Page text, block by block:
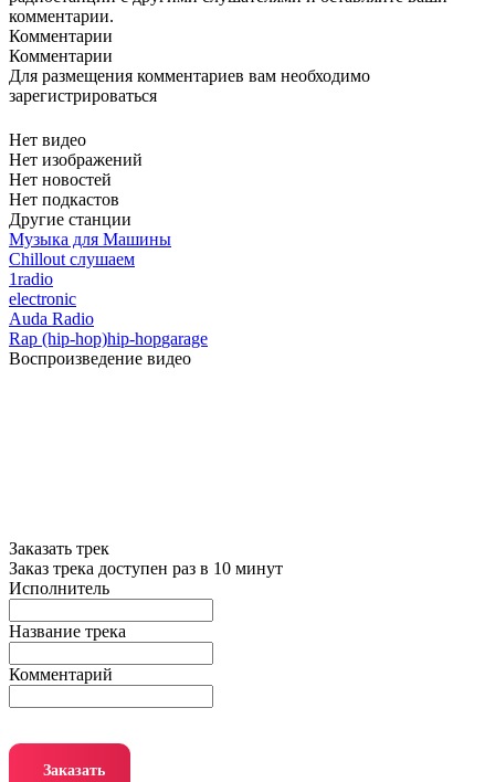
комментарии.
Комментарии
Комментарии
Для размещения комментариев вам необходимо
зарегистрироваться
Нет видео
Нет изображений
Нет новостей
Нет подкастов
Другие станции
Музыка для Машины
Chillout слушаем
1radio
electronic
Auda Radio
Rap (hip-hop)hip-hopgarage
Воспроизведение видео
Заказать трек
Заказ трека доступен раз в 10 минут
Исполнитель
Название трека
Комментарий
Заказать